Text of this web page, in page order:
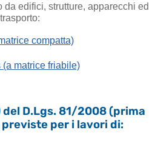
da edifici, strutture, apparecchi ed
compatta)
(a matrice friabile)
D.Lgs. 81/2008 (prima
per i lavori di: